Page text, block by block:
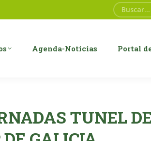
Buscar:
Agenda-Noticias Portal
TUNEL